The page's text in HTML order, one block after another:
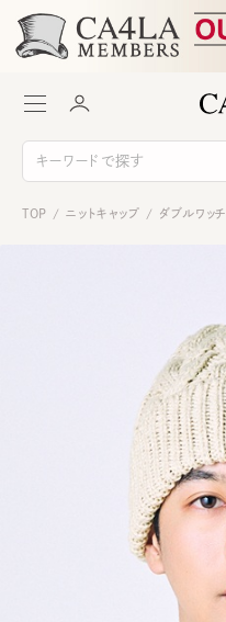
TOP / ニットキャップ / ダブルワッチ